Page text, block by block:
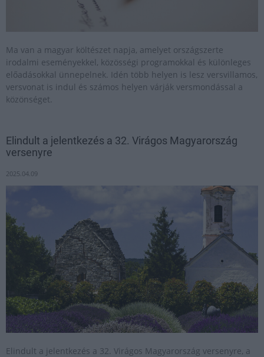
Ma van a magyar költészet napja, amelyet országszerte
irodalmi eseményekkel, közösségi programokkal és különleges
előadásokkal ünnepelnek. Idén több helyen is lesz versvillamos,
versvonat is indul és számos helyen várják versmondással a
közönséget.
Elindult a jelentkezés a 32. Virágos Magyarország
versenyre
2025.04.09
Elindult a jelentkezés a 32. Virágos Magyarország versenyre, a